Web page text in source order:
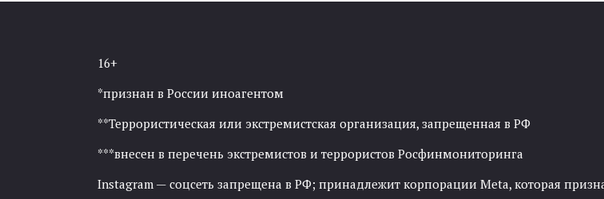
16+
*признан в России иноагентом
**Террористическая или экстремистская организация, запрещенная в РФ
***внесен в перечень экстремистов и террористов Росфинмониторинга
Instagram — соцсеть запрещена в РФ; принадлежит корпорации Meta, которая